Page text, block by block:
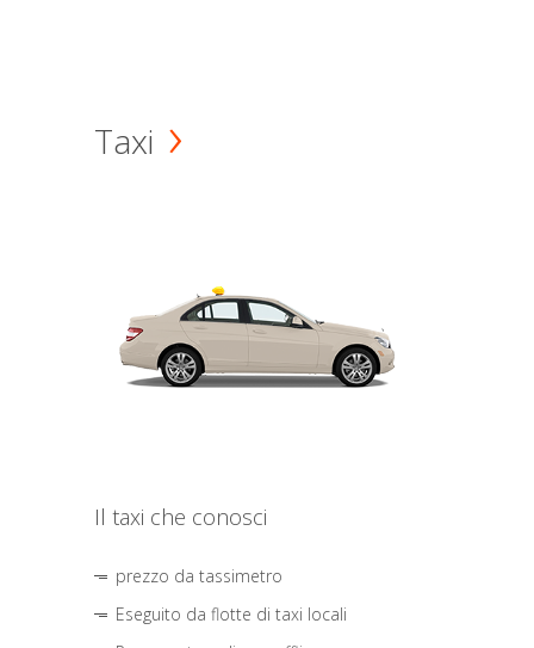
Taxi
Il taxi che conosci
prezzo da tassimetro
Eseguito da flotte di taxi locali